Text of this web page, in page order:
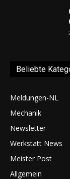
Beliebte
Meldungen-NL
Mechanik
Newsletter
Werkstatt News
Meister Post
Allgemein